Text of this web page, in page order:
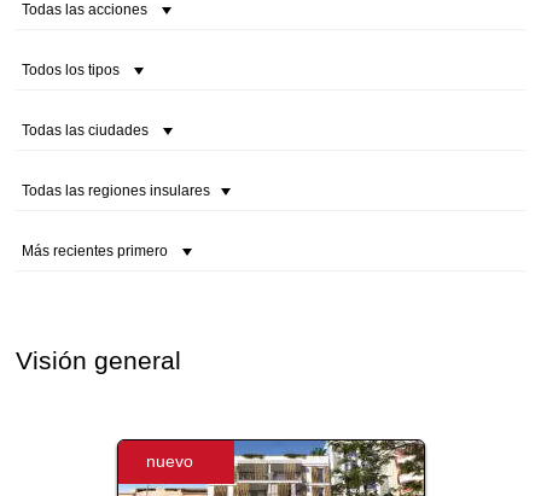
Todas las acciones
Todos los tipos
Todas las ciudades
Todas las regiones insulares
Más recientes primero
Visión general
nuevo